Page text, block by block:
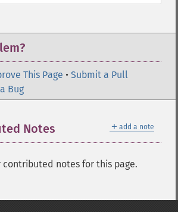
This Page • Submit a Pull
Bug
＋ add a note
Notes
contributed notes for this page.